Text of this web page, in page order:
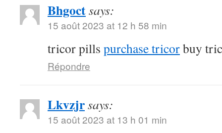
Bhgoctsays:
15 août 2023 at 12 h 58 min
tricor pills purchase tricorbuy
Répondre
Lkvzjrsays:
15 août 2023 at 13 h 01 min